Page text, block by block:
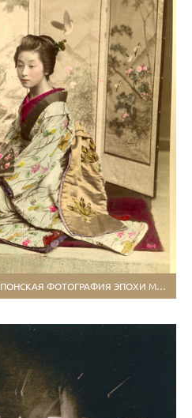
АРХИВ. «РИТУАЛ И ОБЫЧАЙ. ЯПОНСКАЯ ФОТОГРАФИЯ ЭПОХИ МЭЙДЗИ»